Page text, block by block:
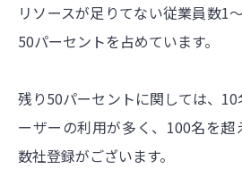
リソースが足りてない従業員数1
50パーセントを占めています。
残り50パーセントに関しては、
ーザーの利用が多く、100名を
数社登録がございます。